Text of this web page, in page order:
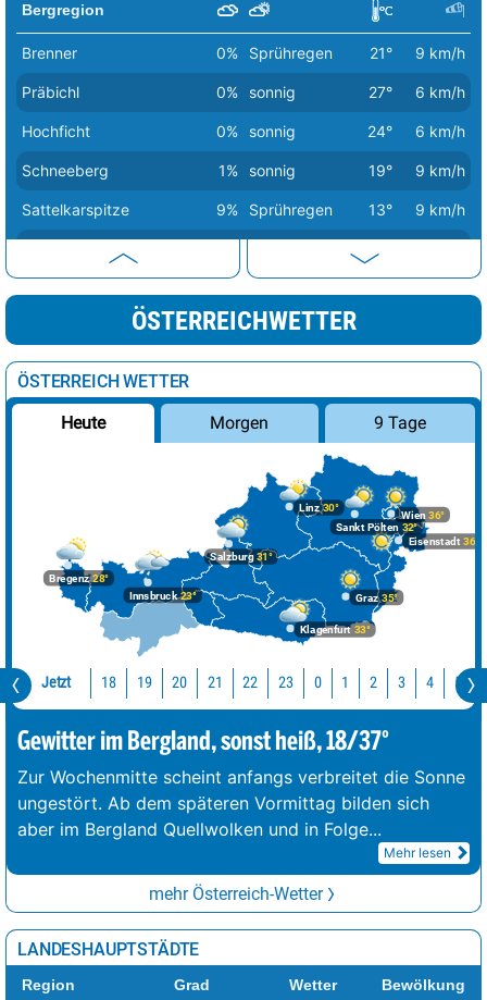
Bergregion
Brenner 0% Sprühregen 21° 9 km/h
Präbichl 0% sonnig 27° 6 km/h
Hochficht 0% sonnig 24° 6 km/h
Schneeberg 1% sonnig 19° 9 km/h
Sattelkarspitze 9% Sprühregen 13° 9 km/h
Turracher Höhe 20°
47% Sprühregen
Brunnenkogel 57% Sprühregen 10° 15 km/h
Schesaplana 58% Sprühregen 11° 6 km/h
69% Regenschauer 18° 7 km/h
Sprühregen 5° 17 km/h
79% stark bewölkt 18° 8 km/h
Traunstein 85% Regen 24°
Obertauern Gnadenalm 88% stark bewölkt 23°
Großer Priel Regenschauer 18°
Hoher Dachstein 95% Regenschauer 12° 8 km/h
ÖSTERREICHWETTER
ÖSTERREICH WETTER
Heute Morgen 9 Tage
Bregenz28°
Graz35°
Innsbruck23°
Klagenfurt 33°
Linz30°
Salzburg31°
Wien 36°
Eisenstadt 36°
Sankt Pölten 32°
Jetzt 18 19 20 21 22 23 0 1 2 3 4 5
Gewitter im Bergland, sonst heiß, 18/37°
Zur Wochenmitte scheint anfangs verbreitet die Sonne
ungestört. Ab dem späteren Vormittag bilden sich
aber im Bergland Quellwolken und in Folge...
Mehr lesen
mehr Österreich-Wetter
LANDESHAUPTSTÄDTE
Region Grad Wetter Bewölkung